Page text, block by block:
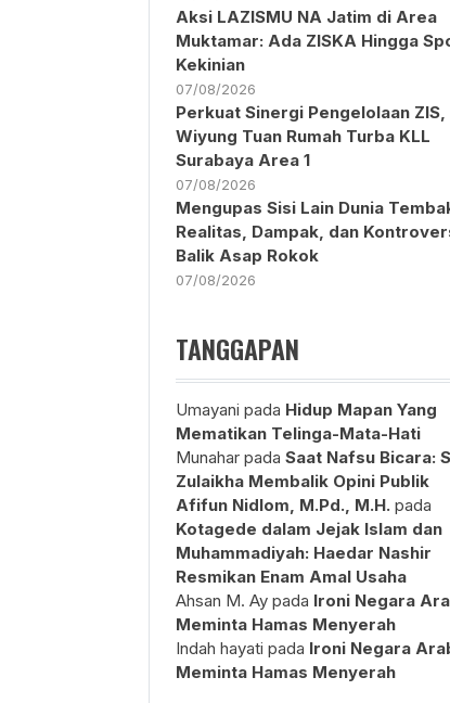
Aksi LAZISMU NA Jatim di Area
Muktamar: Ada ZISKA Hingga
Kekinian
07/08/2026
Perkuat Sinergi Pengelolaan ZIS,
Wiyung Tuan Rumah Turba KLL
Surabaya Area 1
07/08/2026
Mengupas Sisi Lain Dunia
Realitas, Dampak, dan
Balik Asap Rokok
07/08/2026
TANGGAPAN
Umayani pada Hidup Mapan Yang
Mematikan Telinga-Mata-Hati
Munahar padaSaat Nafsu Bicara:
Zulaikha Membalik Opini Publik
Afifun Nidlom, M.Pd., M.H. pada
Kotagede dalam Jejak Islam dan
Muhammadiyah: Haedar Nashir
Resmikan Enam Amal Usaha
Ahsan M. Ay pada Ironi Negara
Meminta Hamas Menyerah
Indah hayati pada Ironi Negara
Meminta Hamas Menyerah